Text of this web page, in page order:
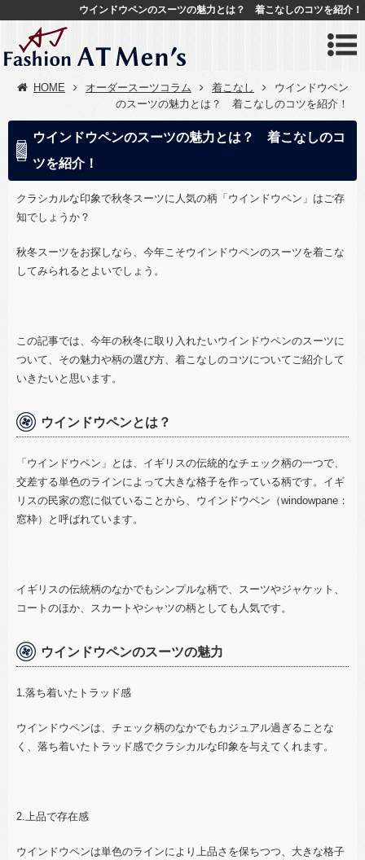
ウインドウペンのスーツの魅力とは？ 着こなしのコツを紹介！
HOME オーダースーツコラム 着こなし
ウインドウペン
のスーツの魅力とは？ 着こなしのコツを紹介！
ウインドウペンのスーツの魅力とは？ 着こなしのコ
ツを紹介！
クラシカルな印象で秋冬スーツに人気の柄「ウインドウペン」はご存
知でしょうか？
秋冬スーツをお探しなら、今年こそウインドウペンのスーツを着こな
してみられるとよいでしょう。
この記事では、今年の秋冬に取り入れたいウインドウペンのスーツに
ついて、その魅力や柄の選び方、着こなしのコツについてご紹介して
いきたいと思います。
ウインドウペンとは？
「ウインドウペン」とは、イギリスの伝統的なチェック柄の一つで、
交差する単色のラインによって大きな格子を作っている柄です。イギ
リスの民家の窓に似ていることから、ウインドウペン（windowpane ：
窓枠）と呼ばれています。
イギリスの伝統柄のなかでもシンプルな柄で、スーツやジャケット、
コートのほか、スカートやシャツの柄としても人気です。
ウインドウペンのスーツの魅力
1.落ち着いたトラッド感
ウインドウペンは、チェック柄のなかでもカジュアル過ぎることな
く、落ち着いたトラッド感でクラシカルな印象を与えてくれます。
2.上品で存在感
ウインドウペンは単色のラインにより上品さを保ちつつ、大きな格子